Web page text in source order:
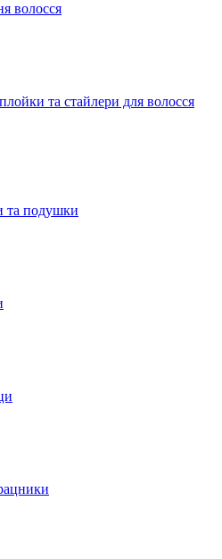
волосся
та стайлери для волосся
та подушки